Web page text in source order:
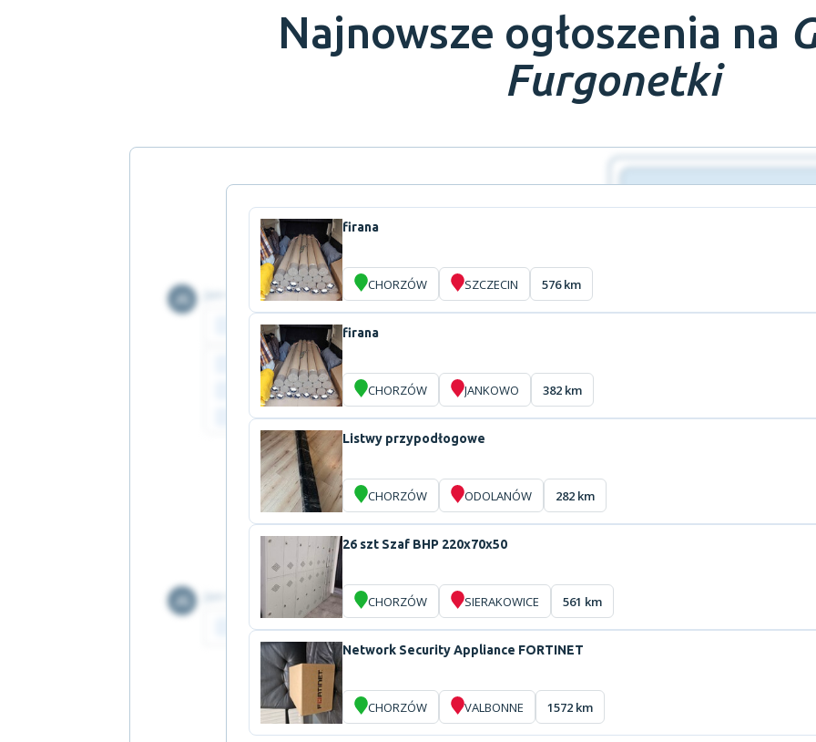
Najnowsze ogłoszenia na
Furgonetki
firana
CHORZÓW SZCZECIN 576 km
firana
CHORZÓW JANKOWO 382 km
Listwy przypodłogowe
CHORZÓW ODOLANÓW 282 km
26 szt Szaf BHP 220x70x50
CHORZÓW SIERAKOWICE 561 km
Network Security Appliance FORTINET
CHORZÓW VALBONNE 1572 km